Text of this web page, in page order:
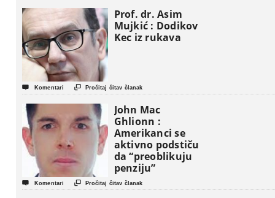
Prof. dr. Asim
Mujkić : Dodikov
Kec iz rukava
 Komentari  Pročitaj čitav članak
John Mac
Ghlionn :
Amerikanci se
aktivno podstiču
da “preoblikuju
penziju”
 Komentari  Pročitaj čitav članak